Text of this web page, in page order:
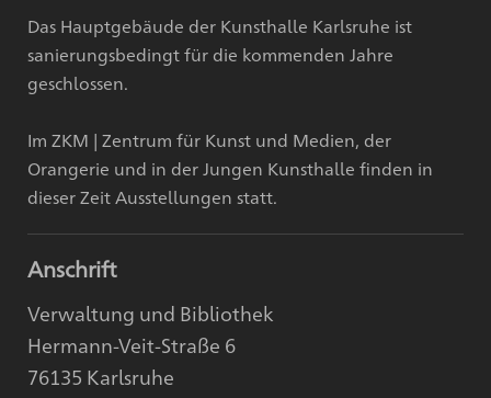
Das Hauptgebäude der Kunsthalle Karlsruhe ist
sanierungsbedingt für die kommenden Jahre
geschlossen.
Im ZKM | Zentrum für Kunst und Medien, der
Orangerie und in der Jungen Kunsthalle finden in
dieser Zeit Ausstellungen statt.
Anschrift
Verwaltung und Bibliothek
Hermann-Veit-Straße 6
76135 Karlsruhe